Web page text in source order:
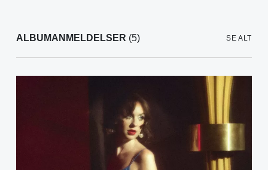
ALBUMANMELDELSER (5) SE ALT